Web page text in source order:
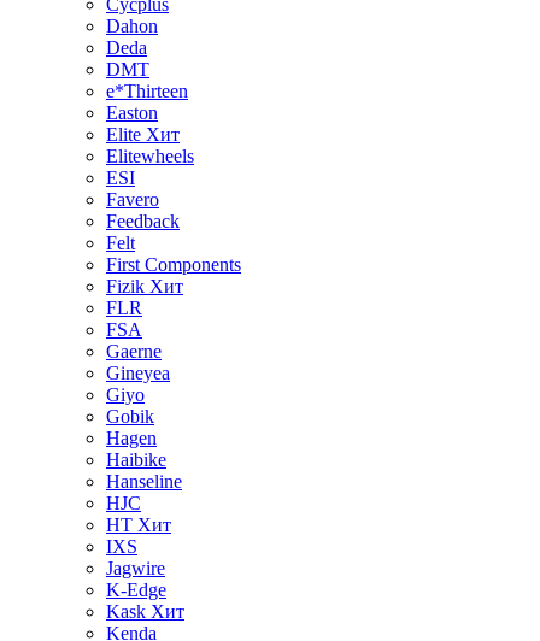
Cycplus
Dahon
Deda
DMT
e*Thirteen
Easton
Elite Хит
Elitewheels
ESI
Favero
Feedback
Felt
First Components
Fizik Хит
FLR
FSA
Gaerne
Gineyea
Giyo
Gobik
Hagen
Haibike
Hanseline
HJC
HT Хит
IXS
Jagwire
K-Edge
Kask Хит
Kenda